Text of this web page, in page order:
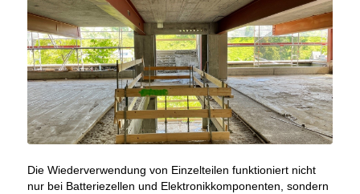
Die Wiederverwendung von Einzelteilen funktioniert nicht
nur bei Batteriezellen und Elektronikkomponenten, sondern